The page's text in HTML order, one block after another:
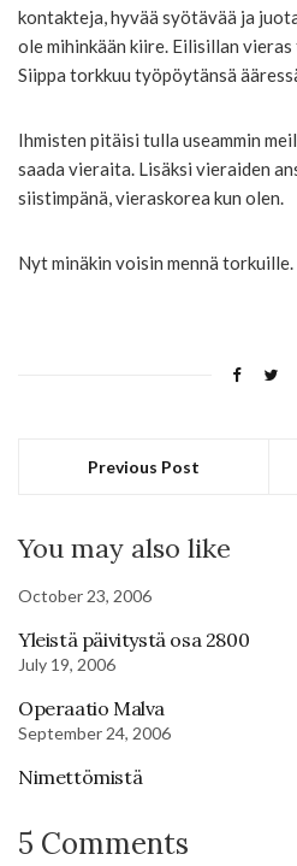
kontakteja, hyvää syötävää ja
ole mihinkään kiire. Eilisillan
Siippa torkkuu työpöytänsä
Ihmisten pitäisi tulla useammin
saada vieraita. Lisäksi vieraiden
siistimpänä, vieraskorea kun olen.
Nyt minäkin voisin mennä torkuille.
Previous Post
You may also like
October 23, 2006
Yleistä päivitystä osa 2800
July 19, 2006
Operaatio Malva
September 24, 2006
Nimettömistä
5 Comments